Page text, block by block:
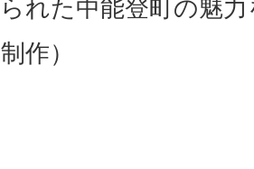
れた中能登町の魅
作）